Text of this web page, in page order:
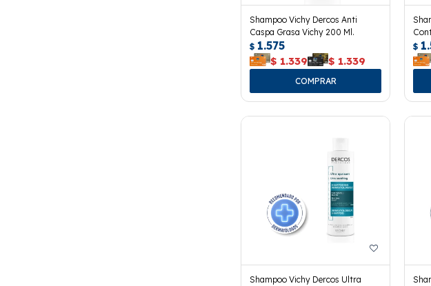
Shampoo Vichy Dercos Anti
Caspa Grasa Vichy 200 Ml.
$ 1.575
$ 1.339 $ 1.339
$
Shampoo Vichy Dercos Ultra